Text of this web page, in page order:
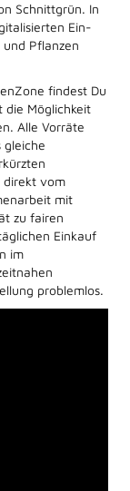
Schnittgrün. In
Ein-
Pflanzen
findest Du
die Möglichkeit
Alle Vorräte
gleiche
direkt vom
mit
zu fairen
Einkauf
im
problemlos.